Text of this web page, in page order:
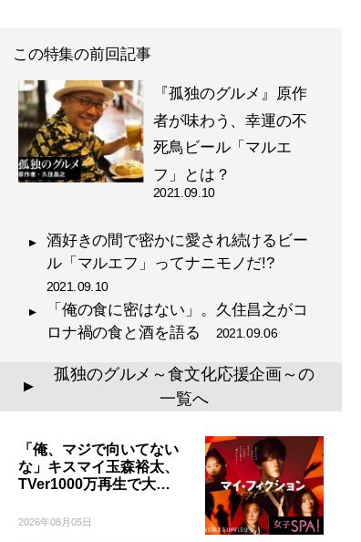
この特集の前回記事
『孤独のグルメ』原作
者が味わう、幸運の不
死鳥ビール「マルエ
フ」とは？
2021.09.10
酒好きの間で密かに愛され続けるビー
ル「マルエフ」ってナニモノだ!?
2021.09.10
「俺の食に密はない」。久住昌之がコ
ロナ禍の食と酒を語る
2021.09.06
▲
孤独のグルメ～食文化応援企画～の
一覧へ
「俺、マジで向いてない
な」キスマイ玉森裕太、
TVer1000万再生で大…
2026年08月05日